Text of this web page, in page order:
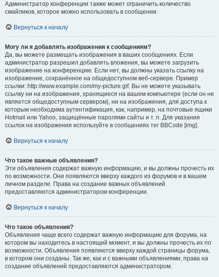
Администратор конференции также может ограничить количество
смайликов, которое можно использовать в сообщении.
Вернуться к началу
Могу ли я добавлять изображения к сообщениям?
Да, вы можете размещать изображения в ваших сообщениях. Если
администратор разрешил добавлять вложения, вы можете загрузить
изображение на конференцию. Если нет, вы должны указать ссылку на
изображение, сохранённое на общедоступном веб-сервере. Пример
ссылки: http://www.example.com/my-picture.gif. Вы не можете указывать
ссылку ни на изображения, хранящиеся на вашем компьютере (если он не
является общедоступным сервером), ни на изображения, для доступа к
которым необходима аутентификация, как, например, на почтовые ящики
Hotmail или Yahoo, защищённые паролями сайты и т. п. Для указания
ссылок на изображения используйте в сообщениях тег BBCode [img].
Вернуться к началу
Что такое важные объявления?
Эти объявления содержат важную информацию, и вы должны прочесть их
по возможности. Они появляются вверху каждого из форумов и в вашем
личном разделе. Права на создание важных объявлений
предоставляются администратором конференции.
Вернуться к началу
Что такое объявления?
Объявления чаще всего содержат важную информацию для форума, на
котором вы находитесь в настоящий момент, и вы должны прочесть их по
возможности. Объявления появляются вверху каждой страницы форума,
в котором они созданы. Так же, как и с важными объявлениями, права на
создание объявлений предоставляются администратором.